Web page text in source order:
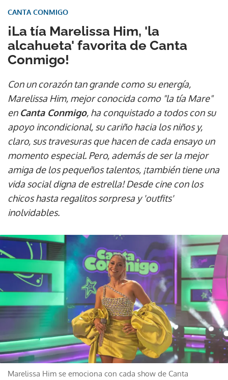
¡La tía Marelissa Him, 'la
alcahueta' favorita de Canta
Conmigo!
CANTA CONMIGO
Con un corazón tan grande como su energía,
Marelissa Him, mejor conocida como "la tía Mare"
en Canta Conmigo, ha conquistado a todos con su
apoyo incondicional, su cariño hacia los niños y,
claro, sus travesuras que hacen de cada ensayo un
momento especial. Pero, además de ser la mejor
amiga de los pequeños talentos, ¡también tiene una
vida social digna de estrella! Desde cine con los
chicos hasta regalitos sorpresa y 'outfits'
inolvidables.
Marelissa Him se emociona con cada show de Canta